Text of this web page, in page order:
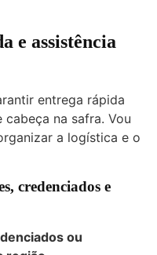
e assistência
entrega rápida
na safra. Vou
a logística e o
credenciados e
ou